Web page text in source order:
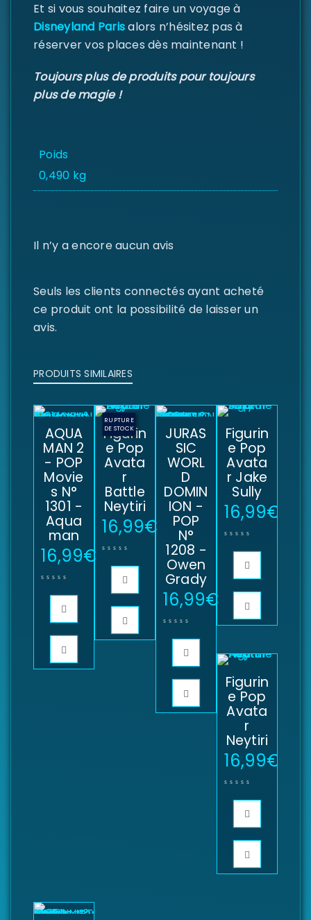
Et si vous souhaitez faire un voyage à
Disneyland Parisalors n’hésitez pas à
réserver vos places dès maintenant !
Toujours plus de produits pour toujours
plus de magie !
Poids
0,490 kg
Il n’y a encore aucun avis
Seuls les clients connectés ayant acheté
ce produit ont la possibilité de laisser un
avis.
PRODUITS SIMILAIRES
AQUA
MAN 2
- POP
Movie
s N°
1301 -
Aqua
man
16,99€
RUPTURE
DE STOCK
Figurin
e Pop
Avata
r
Battle
Neytiri
16,99€
JURAS
SIC
WORL
D
DOMIN
ION -
POP
N°
1208 -
Owen
Grady
16,99€
Figurin
e Pop
Avata
r Jake
Sully
16,99€
Figurin
e Pop
Avata
r
Neytiri
16,99€